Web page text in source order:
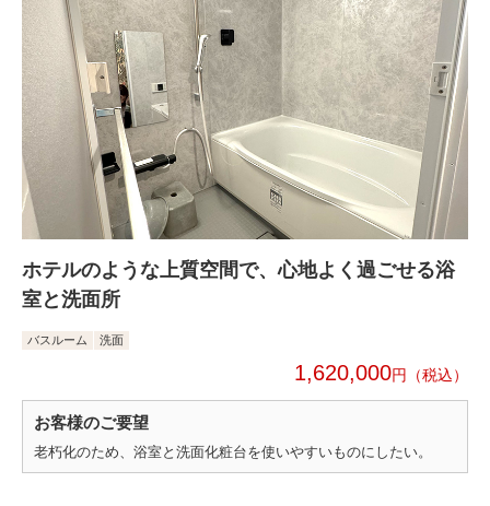
ホテルのような上質空間で、心地よく過ごせる浴
室と洗面所
バスルーム 洗面
1,620,000円
お客様のご要望
老朽化のため、浴室と洗面化粧台を使いやすいものにしたい。